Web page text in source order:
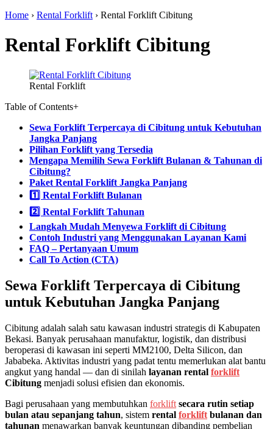
Home › Rental Forklift › Rental Forklift Cibitung
Rental Forklift Cibitung
Rental Forklift
Table of Contents+
Sewa Forklift Terpercaya di Cibitung untuk Kebutuhan
Jangka Panjang
Pilihan Forklift yang Tersedia
Mengapa Memilih Sewa Forklift Bulanan & Tahunan di
Cibitung?
Paket Rental Forklift Jangka Panjang
1️⃣ Rental Forklift Bulanan
2️⃣ Rental Forklift Tahunan
Langkah Mudah Menyewa Forklift di Cibitung
Contoh Industri yang Menggunakan Layanan Kami
FAQ – Pertanyaan Umum
Call To Action (CTA)
Sewa Forklift Terpercaya di Cibitung
untuk Kebutuhan Jangka Panjang
Cibitung adalah salah satu kawasan industri strategis di Kabupaten
Bekasi. Banyak perusahaan manufaktur, logistik, dan distribusi
beroperasi di kawasan ini seperti MM2100, Delta Silicon, dan
Jababeka. Aktivitas industri yang padat tentu memerlukan alat bantu
angkut yang handal — dan di sinilah layanan rental forklift
Cibitung menjadi solusi efisien dan ekonomis.
Bagi perusahaan yang membutuhkan forklift secara rutin setiap
bulan atau sepanjang tahun, sistem rental forklift bulanan dan
tahunan menawarkan banyak keuntungan dibanding pembelian